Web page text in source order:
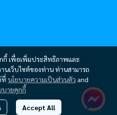
กี้ เพื่อเพิ่มประสิทธิภาพและ
นเว็บไซต์ของท่าน ท่านสามารถ
ที่ นโยบายความเป็นส่วนตัว and
บายคุกกี้
Accept All